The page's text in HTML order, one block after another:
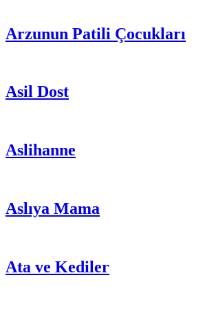
Arzunun Patili Çocukları
Asil Dost
Aslihanne
Aslıya Mama
Ata ve Kediler